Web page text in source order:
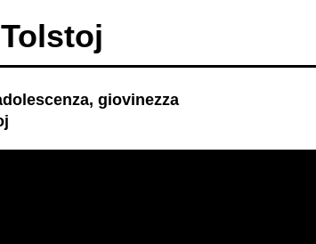
giovinezza